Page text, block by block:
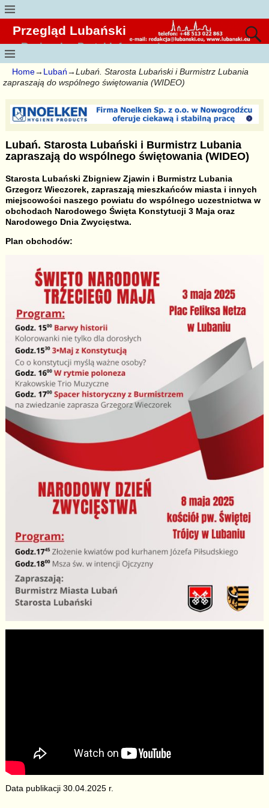
Przegląd Lubański
Regionalny Portal Informacyjny
Home→ Lubań→Lubań. Starosta Lubański i Burmistrz Lubania
zapraszają do wspólnego świętowania (WIDEO)
Lubań. Starosta Lubański i Burmistrz Lubania
zapraszają do wspólnego świętowania (WIDEO)
Starosta Lubański Zbigniew Zjawin i Burmistrz Lubania
Grzegorz Wieczorek, zapraszają mieszkańców miasta i innych
miejscowości naszego powiatu do wspólnego uczestnictwa w
obchodach Narodowego Święta Konstytucji 3 Maja oraz
Narodowego Dnia Zwycięstwa.
Plan obchodów:
Data publikacji 30.04.2025 r.